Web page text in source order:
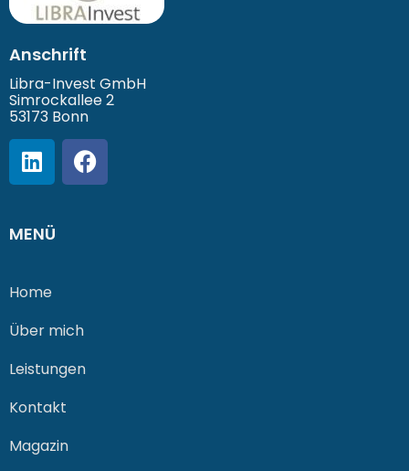
Anschrift
Libra-Invest GmbH
Simrockallee 2
53173 Bonn
MENÜ
Home
Über mich
Leistungen
Kontakt
Magazin